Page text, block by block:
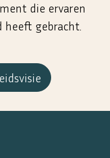
die ervaren
gebracht.